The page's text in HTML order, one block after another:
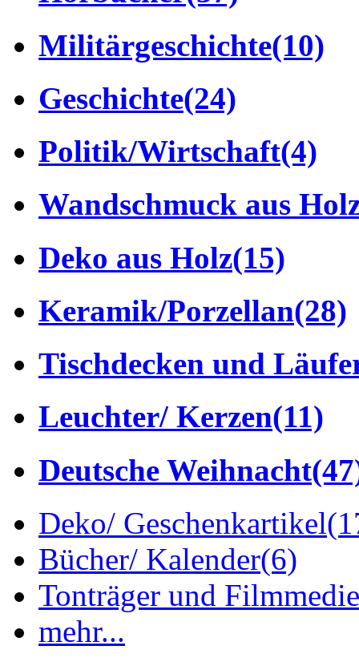
Militärgeschichte(10)
Geschichte(24)
Politik/Wirtschaft(4)
Wandschmuck aus
Deko aus Holz(15)
Keramik/Porzellan(28)
Tischdecken und
Leuchter/ Kerzen(11)
Deutsche Weihnacht
Deko/ Geschenkartikel
Bücher/ Kalender(6)
Tonträger und
mehr...